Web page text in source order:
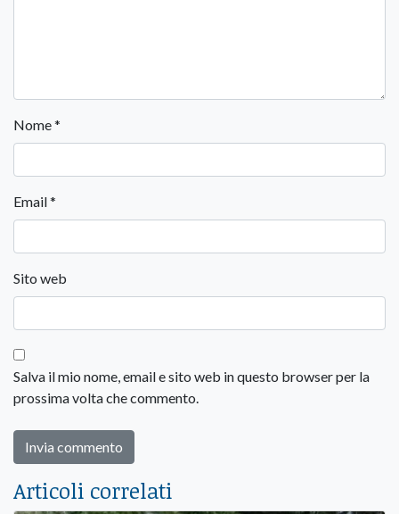
Nome*
Email*
Sito web
Salva il mio nome, email e sito web in questo browser per la
prossima volta che commento.
Articoli correlati